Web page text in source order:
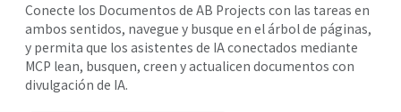
Conecte los Documentos de AB Projects con las tareas en
ambos sentidos, navegue y busque en el árbol de páginas,
y permita que los asistentes de IA conectados mediante
MCP lean, busquen, creen y actualicen documentos con
divulgación de IA.